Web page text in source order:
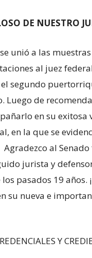
DE NUESTRO
unió a las
al juez
segundo
Luego de
en su exitosa
en la que se
al
jurista y
pasados 19 años.
su nueva e
Y